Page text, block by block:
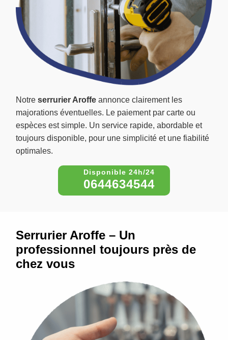
Notre serrurier Aroffe annonce clairement les
majorations éventuelles. Le paiement par carte ou
espèces est simple. Un service rapide, abordable et
toujours disponible, pour une simplicité et une fiabilité
optimales.
0644634544
Serrurier Aroffe – Un
professionnel toujours près de
chez vous